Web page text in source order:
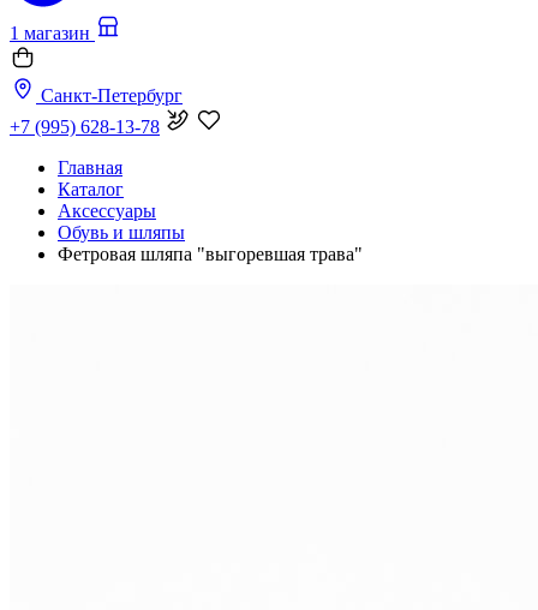
1 магазин
Санкт-Петербург
+7 (995) 628-13-78
Главная
Каталог
Аксессуары
Обувь и шляпы
Фетровая шляпа "выгоревшая трава"